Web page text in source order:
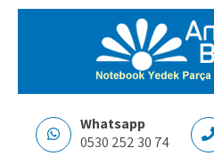
Whatsapp
0530 252 30 74